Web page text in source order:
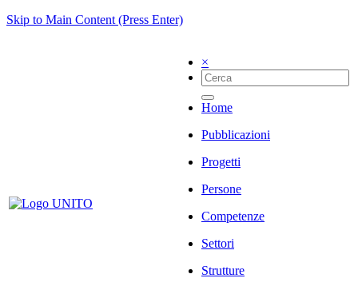
Skip to Main Content (Press Enter)
×
Home
Pubblicazioni
Progetti
Persone
Competenze
Settori
Strutture